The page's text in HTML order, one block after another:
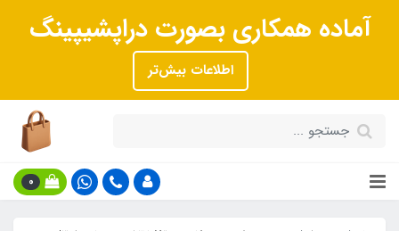
آماده همکاری بصورت دراپشیپینگ
اطلاعات بیش‌تر
0